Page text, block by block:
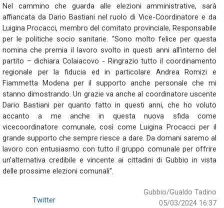
Nel cammino che guarda alle elezioni amministrative, sarà
affiancata da Dario Bastiani nel ruolo di Vice-Coordinatore e da
Luigina Procacci, membro del comitato provinciale, Responsabile
per le politiche socio sanitarie. “Sono molto felice per questa
nomina che premia il lavoro svolto in questi anni all’interno del
partito – dichiara Colaiacovo - Ringrazio tutto il coordinamento
regionale per la fiducia ed in particolare Andrea Romizi e
Fiammetta Modena per il supporto anche personale che mi
stanno dimostrando. Un grazie va anche al coordinatore uscente
Dario Bastiani per quanto fatto in questi anni, che ho voluto
accanto a me anche in questa nuova sfida come
vicecoordinatore comunale, così come Luigina Procacci per il
grande supporto che sempre riesce a dare. Da domani saremo al
lavoro con entusiasmo con tutto il gruppo comunale per offrire
un’alternativa credibile e vincente ai cittadini di Gubbio in vista
delle prossime elezioni comunali”.
Gubbio/Gualdo Tadino
05/03/2024 16:37
Twitter